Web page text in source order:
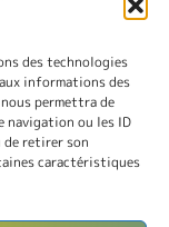
des technologies
informations des
permettra de
navigation ou les ID
de retirer son
caractéristiques